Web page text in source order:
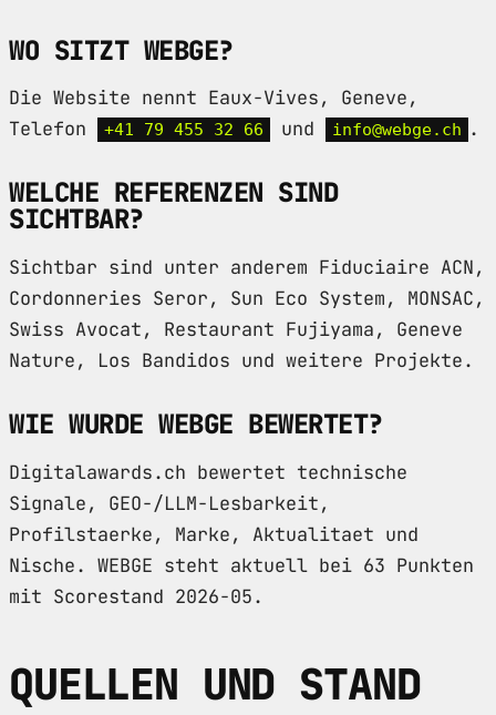
WO SITZT WEBGE?
Die Website nennt Eaux-Vives, Geneve,
Telefon
+41 79 455 32 66 und info@webge.ch .
WELCHE REFERENZEN SIND
SICHTBAR?
Sichtbar sind unter anderem Fiduciaire ACN,
Cordonneries Seror, Sun Eco System, MONSAC,
Swiss Avocat, Restaurant Fujiyama, Geneve
Nature, Los Bandidos und weitere Projekte.
WIE WURDE WEBGE BEWERTET?
Digitalawards.ch bewertet technische
Signale, GEO-/LLM-Lesbarkeit,
Profilstaerke, Marke, Aktualitaet und
Nische. WEBGE steht aktuell bei 63 Punkten
mit Scorestand 2026-05.
QUELLEN UND STAND